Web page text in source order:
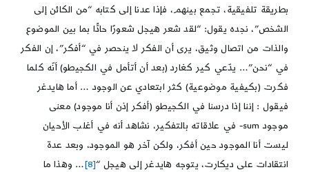
بطريقة تلفيقية، تجمع بينهم، فإذا عدنا إلى كتابه “من الكائن إلى
الشخص”، نجده يقول: “لقد شعر هيجل شعورًا حادًّا بما بين الموضوع
والذات من اتصال وثيق، يرى أن الفكر لا ينحصر في “أفكر”، إن الفكر
في “نحن”… يدّعي كير كغارد (بعد أن أتأمل في الكجيطو) أنّه كلما
فكرت (بكيفية موضوعية) كثر ابتعادي عن الوجود … أما هايدغر
فيقول : إننا إذا درسنا في الكجيطو (أفكر إذن أنا موجود) معنى
موجود sum- في علاقاته بالتفكير، نشاهد أنه في أغلب الأحيان
ليست أنا الموجود حين أفكر، ولكن آخر هو الموجود، وبعد عدة
انتقادات على ديكارت، يتوجه هايدغر إلى هيجل “[8]
… وهذا ما